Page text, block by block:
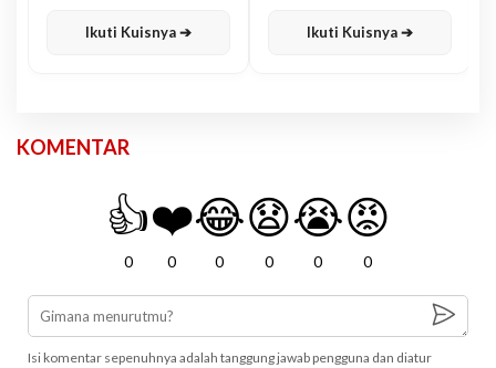
Ikuti Kuisnya ➔ Ikuti Kuisnya ➔
KOMENTAR
👍
0
❤️
0
😂
0
😧
0
😭
0
😡
0
Isi komentar sepenuhnya adalah tanggung jawab pengguna dan diatur